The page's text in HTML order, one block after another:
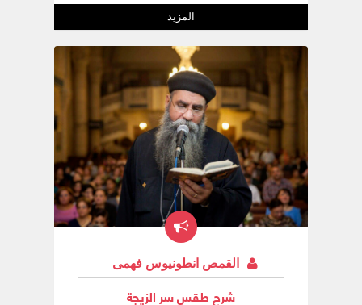
المزيد
القمص انطونيوس فهمى
شرح طقس سر الزيجة